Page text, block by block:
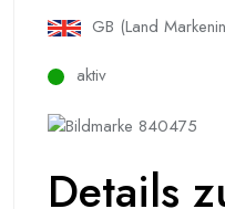
GB (Land
aktiv
Details